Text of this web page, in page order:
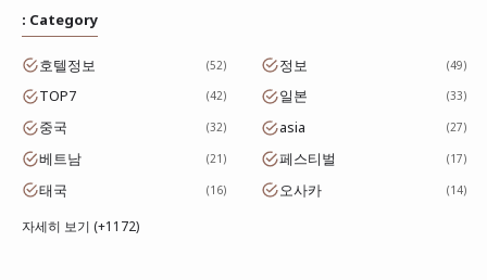
: Category
호텔정보 52 정보 49
TOP7 42 일본 33
중국 32 asia 27
베트남 21 페스티벌 17
태국 16 오사카 14
자세히 보기 (+1172)